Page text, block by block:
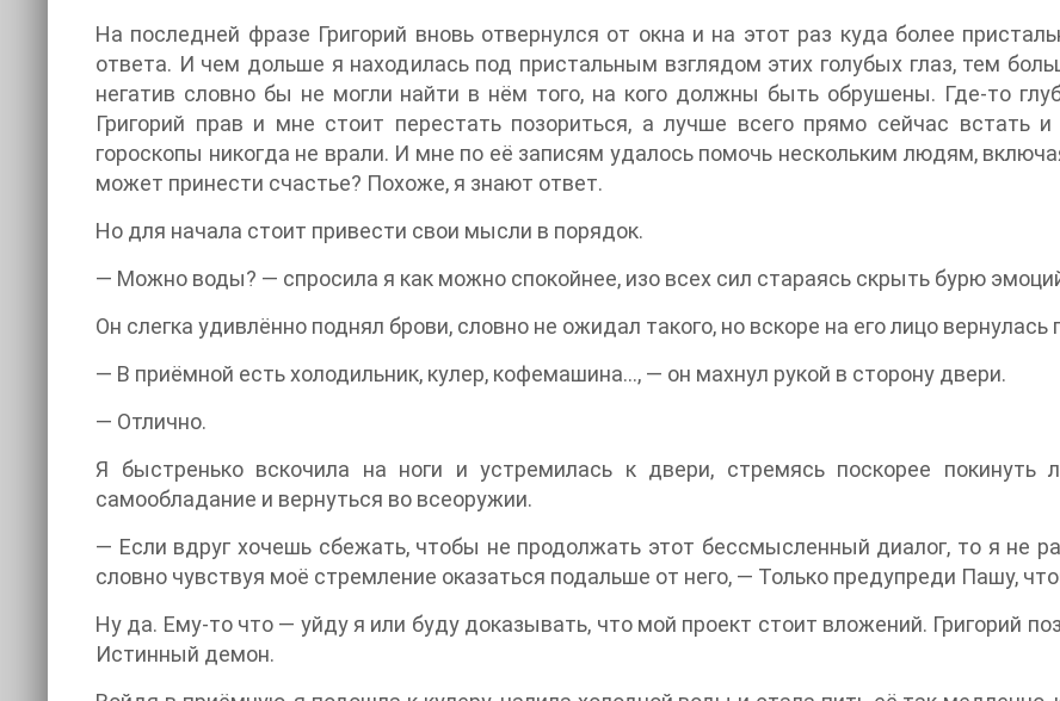
На последней фразе Григорий вновь отвернулся от окна и на этот раз куда более
ответа. И чем дольше я находилась под пристальным взглядом этих голубых глаз, тем
негатив словно бы не могли найти в нём того, на кого должны быть обрушены. Где-то
Григорий прав и мне стоит перестать позориться, а лучше всего прямо сейчас встать
гороскопы никогда не врали. И мне по её записям удалось помочь нескольким людям,
может принести счастье? Похоже, я знают ответ.
Но для начала стоит привести свои мысли в порядок.
— Можно воды? — спросила я как можно спокойнее, изо всех сил стараясь скрыть бурю
Он слегка удивлённо поднял брови, словно не ожидал такого, но вскоре на его лицо
— В приёмной есть холодильник, кулер, кофемашина..., — он махнул рукой в сторону двери.
— Отлично.
Я быстренько вскочила на ноги и устремилась к двери, стремясь поскорее покинуть
самообладание и вернуться во всеоружии.
— Если вдруг хочешь сбежать, чтобы не продолжать этот бессмысленный диалог, то я не
словно чувствуя моё стремление оказаться подальше от него, — Только предупреди Пашу,
Ну да. Ему-то что — уйду я или буду доказывать, что мой проект стоит вложений. Григорий
Истинный демон.